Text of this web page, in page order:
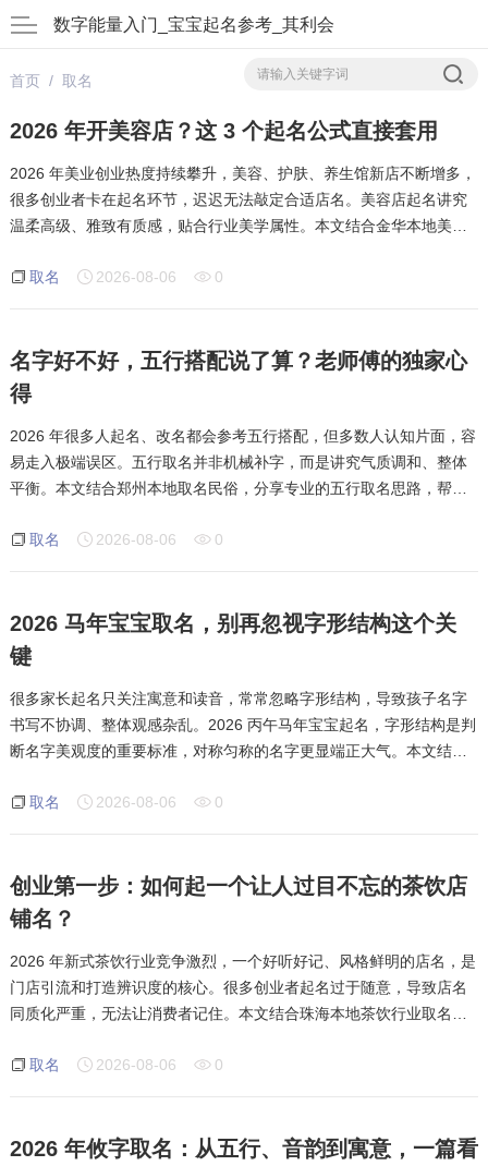
数字能量入门_宝宝起名参考_其利会
首页/ 取名
2026 年开美容店？这 3 个起名公式直接套用
2026 年美业创业热度持续攀升，美容、护肤、养生馆新店不断增多，
很多创业者卡在起名环节，迟迟无法敲定合适店名。美容店起名讲究
温柔高级、雅致有质感，贴合行业美学属性。本文结合金华本地美业
加美学后缀，适合高端美容护肤门店
取名 2026-08-06 0
名字好不好，五行搭配说了算？老师傅的独家心
得
2026 年很多人起名、改名都会参考五行搭配，但多数人认知片面，容
易走入极端误区。五行取名并非机械补字，而是讲究气质调和、整体
平衡。本文结合郑州本地取名民俗，分享专业的五行取名思路，帮助
泼好动的孩子，适合搭配水、土属性
取名 2026-08-06 0
2026 马年宝宝取名，别再忽视字形结构这个关
键
很多家长起名只关注寓意和读音，常常忽略字形结构，导致孩子名字
书写不协调、整体观感杂乱。2026 丙午马年宝宝起名，字形结构是判
断名字美观度的重要标准，对称匀称的名字更显端正大气。本文结合
讲究平衡对称，繁简适中。姓氏笔
取名 2026-08-06 0
创业第一步：如何起一个让人过目不忘的茶饮店
铺名？
2026 年新式茶饮行业竞争激烈，一个好听好记、风格鲜明的店名，是
门店引流和打造辨识度的核心。很多创业者起名过于随意，导致店名
同质化严重，无法让消费者记住。本文结合珠海本地茶饮行业取名特
柔和、年轻治愈、贴合饮品调性，
取名 2026-08-06 0
2026 年攸字取名：从五行、音韵到寓意，一篇看